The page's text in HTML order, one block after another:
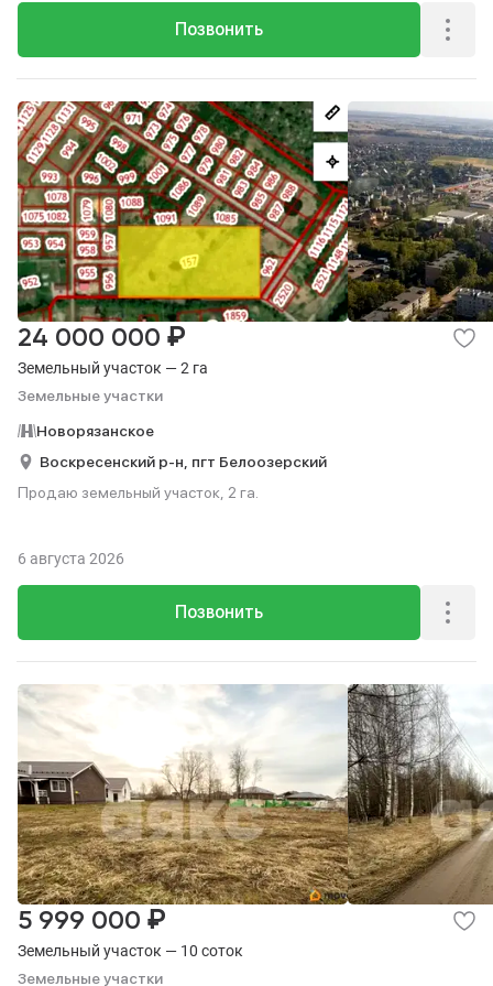
Позвонить
Земельный участок — 2 га
Земельные участки
24 000 000 ₽
Новорязанское
Воскресенский р-н, пгт Белоозерский
Продаю земельный участок, 2 га.
Позвонить
6 августа 2026
Земельный участок — 10 соток
Земельные участки
5 999 000 ₽